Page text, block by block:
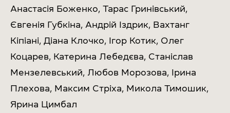
Анастасія Боженко, Тарас Гринівський,
Євгенія Губкіна, Андрій Іздрик, Вахтанг
Кіпіані, Діана Клочко, Ігор Котик, Олег
Коцарев, Катерина Лебедєва, Станіслав
Мензелевський, Любов Морозова, Ірина
Плехова, Максим Стріха, Микола Тимошик,
Ярина Цимбал